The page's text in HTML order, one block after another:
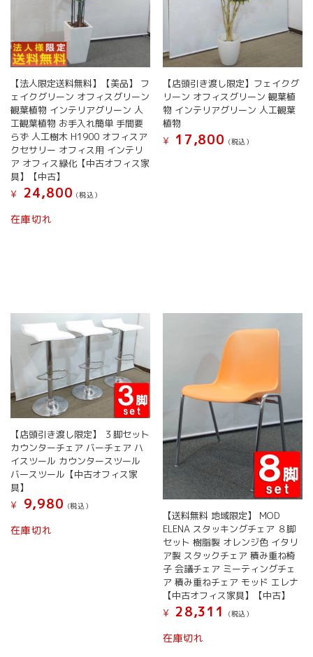
【法人限定送料無料】【美品】 フ
ェイクグリーン オフィスグリーン
観葉植物 インテリアグリーン 人
工観葉植物 お手入れ簡単 手間要
らず 人工樹木 H1900 オフィスア
クセサリー オフィス用 インテリ
ア オフィス緑化【中古オフィス家
具】【中古】
¥
24,800 (税込）
在庫切れ
【店頭引き渡し限定】フェイクグ
リーン オフィスグリーン 観葉植
物 インテリアグリーン 人工観葉
植物
¥
17,800 (税込）
【店頭引き渡し限定】 ３脚セット
カウンターチェア バーチェア ハ
イスツール カウンタースツール
バースツール【中古オフィス家
具】
¥
9,980 (税込）
在庫切れ
【送料無料 地域限定】 MOD
ELENA スタッキングチェア ８脚
セット 樹脂製 オレンジ色 イタリ
ア製 スタックチェア 積み重ね椅
子 会議チェア ミーティングチェ
ア 積み重ねチェア モッド エレナ
【中古オフィス家具】【中古】
¥ 28,311 (税込）
在庫切れ